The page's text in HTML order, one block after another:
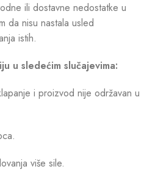
ili dostavne nedostatke u
da nisu nastala usled
istih.
u sledećim slučajevima:
i proizvod nije održavan u
više sile.